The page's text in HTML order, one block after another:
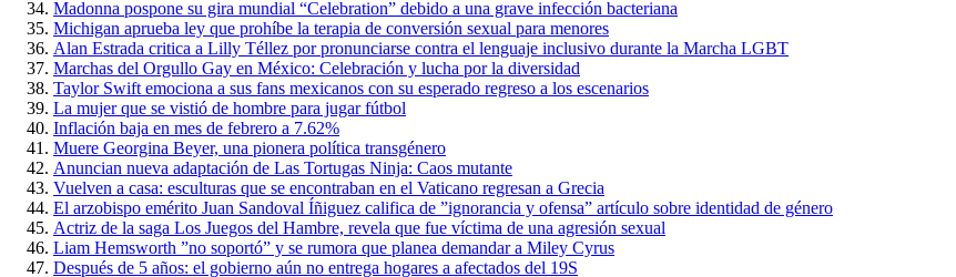
Madonna pospone su gira mundial “Celebration” debido a una grave infección bacteriana
Michigan aprueba ley que prohíbe la terapia de conversión sexual para menores
Alan Estrada critica a Lilly Téllez por pronunciarse contra el lenguaje inclusivo durante la Marcha LGBT
Marchas del Orgullo Gay en México: Celebración y lucha por la diversidad
Taylor Swift emociona a sus fans mexicanos con su esperado regreso a los escenarios
La mujer que se vistió de hombre para jugar fútbol
Inflación baja en mes de febrero a 7.62%
Muere Georgina Beyer, una pionera política transgénero
Anuncian nueva adaptación de Las Tortugas Ninja: Caos mutante
Vuelven a casa: esculturas que se encontraban en el Vaticano regresan a Grecia
El arzobispo emérito Juan Sandoval Íñiguez califica de ”ignorancia y ofensa” artículo sobre identidad de género
Actriz de la saga Los Juegos del Hambre, revela que fue víctima de una agresión sexual
Liam Hemsworth ”no soportó” y se rumora que planea demandar a Miley Cyrus
Después de 5 años: el gobierno aún no entrega hogares a afectados del 19S